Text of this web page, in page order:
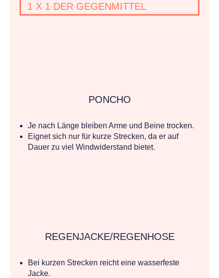
1 X 1 DER GEGENMITTEL
PONCHO
Je nach Länge bleiben Arme und Beine trocken.
Eignet sich nur für kurze Strecken, da er auf
Dauer zu viel Windwiderstand bietet.
REGENJACKE/REGENHOSE
Bei kurzen Strecken reicht eine wasserfeste
Jacke.